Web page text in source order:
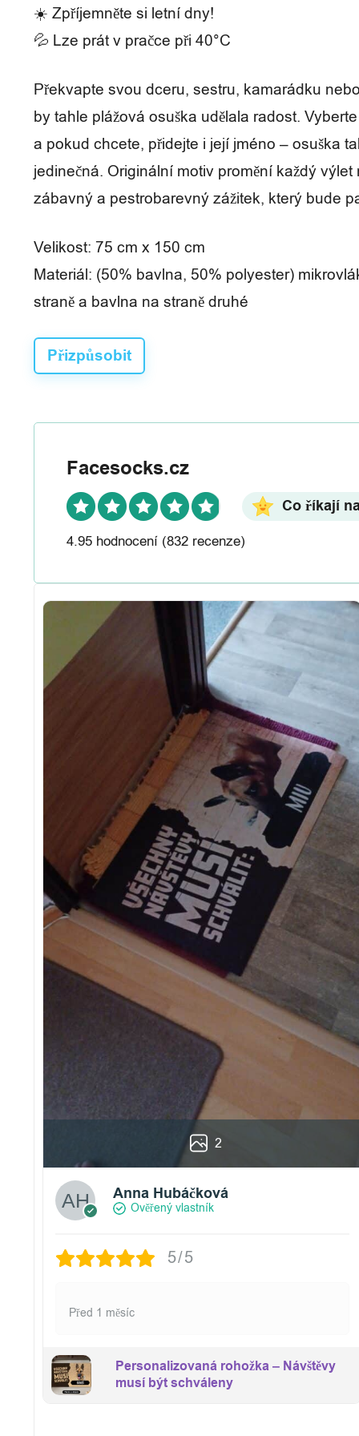
í
☀️ Zpříjemněte si letní dny!
💦 Lze prát v pračce při 40°C
Překvapte svou dceru, sestru, kamarádku
by tahle plážová osuška udělala radost.
a pokud chcete, přidejte i její jméno – osuška
jedinečná. Originální motiv promění každý výlet
zábavný a pestrobarevný zážitek, který bude
Velikost: 75 cm x 150 cm
Materiál: (50% bavlna, 50% polyester)
straně a bavlna na straně druhé
Přizpůsobit
Facesocks.cz
Co říkají
4.95 hodnocení (832 recenze)
2
Anna Hubáčková
Ověřený vlastník
5/5
Před 1 měsíc
Personalizovaná rohožka – Návštěvy
musí být schváleny